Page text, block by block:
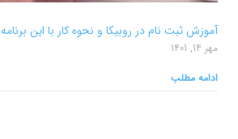
آموزش ثبت نام در روبیکا و نحوه کار با این برنامه
مهر 14, 1401
ادامه مطلب